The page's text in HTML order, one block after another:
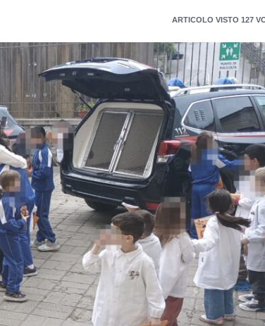
ARTICOLO VISTO 127